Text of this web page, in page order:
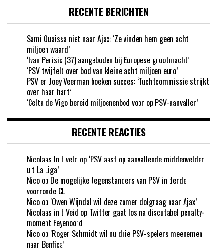
RECENTE BERICHTEN
Sami Ouaissa niet naar Ajax: ‘Ze vinden hem geen acht
miljoen waard’
‘Ivan Perisic (37) aangeboden bij Europese grootmacht’
‘PSV twijfelt over bod van kleine acht miljoen euro’
PSV en Joey Veerman boeken succes: ‘Tuchtcommissie strijkt
over haar hart’
‘Celta de Vigo bereid miljoenenbod voor op PSV-aanvaller’
RECENTE REACTIES
Nicolaas In t veld op ‘PSV aast op aanvallende middenvelder
uit La Liga’
Nico op De mogelijke tegenstanders van PSV in derde
voorronde CL
Nico op ‘Owen Wijndal wil deze zomer dolgraag naar Ajax’
Nicolaas in t Veid op Twitter gaat los na discutabel penalty-
moment Feyenoord
Nico op ‘Roger Schmidt wil nu drie PSV-spelers meenemen
naar Benfica’